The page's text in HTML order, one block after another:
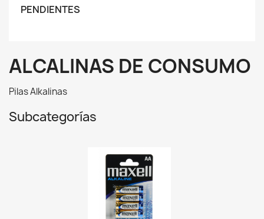
PENDIENTES
ALCALINAS DE CONSUMO
Pilas Alkalinas
Subcategorías